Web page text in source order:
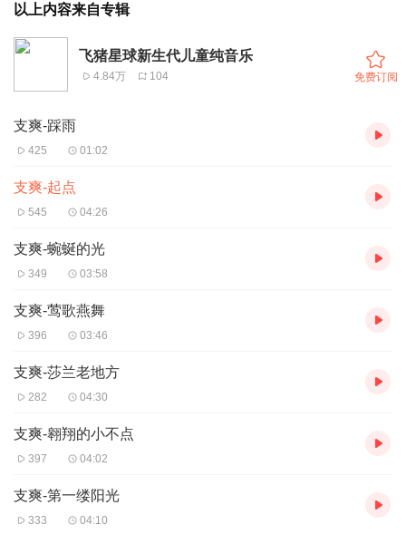
以上内容来自专辑
飞猪星球新生代儿童纯音乐
4.84万 104 免费订阅
支爽-踩雨
425 01:02
支爽-起点
545 04:26
支爽-蜿蜒的光
349 03:58
支爽-莺歌燕舞
396 03:46
支爽-莎兰老地方
282 04:30
支爽-翱翔的小不点
397 04:02
支爽-第一缕阳光
333 04:10